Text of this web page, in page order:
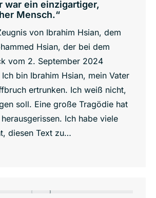
war ein einzigartiger,
Mensch.“
von Ibrahim Hsian, dem
Hsian, der bei dem
vom 2. September 2024
bin Ibrahim Hsian, mein Vater
ertrunken. Ich weiß nicht,
soll. Eine große Tragödie hat
Ich habe viele
diesen Text zu…